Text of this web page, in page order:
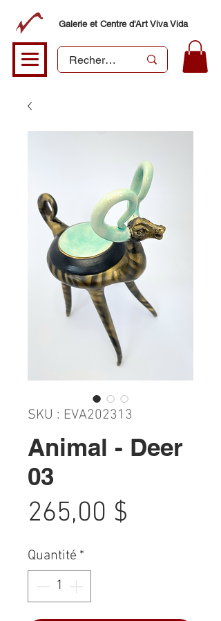
Galerie et Centre d'Art Viva Vida
SKU : EVA202313
Animal - Deer
03
265,00 $
Quantité *